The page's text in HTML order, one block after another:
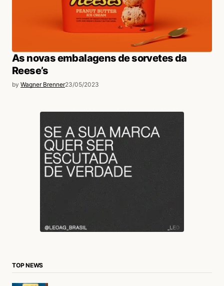
As novas embalagens de sorvetes da
Reese’s
by Wagner Brenner23/05/2023
TOP NEWS